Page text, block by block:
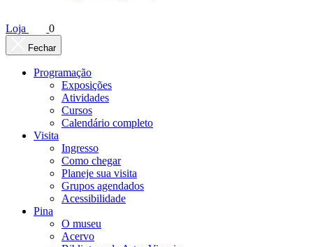
Loja 0
Fechar
Programação
Exposições
Atividades
Cursos
Calendário completo
Visita
Ingresso
Como chegar
Planeje sua visita
Grupos agendados
Acessibilidade
Pina
O museu
Acervo